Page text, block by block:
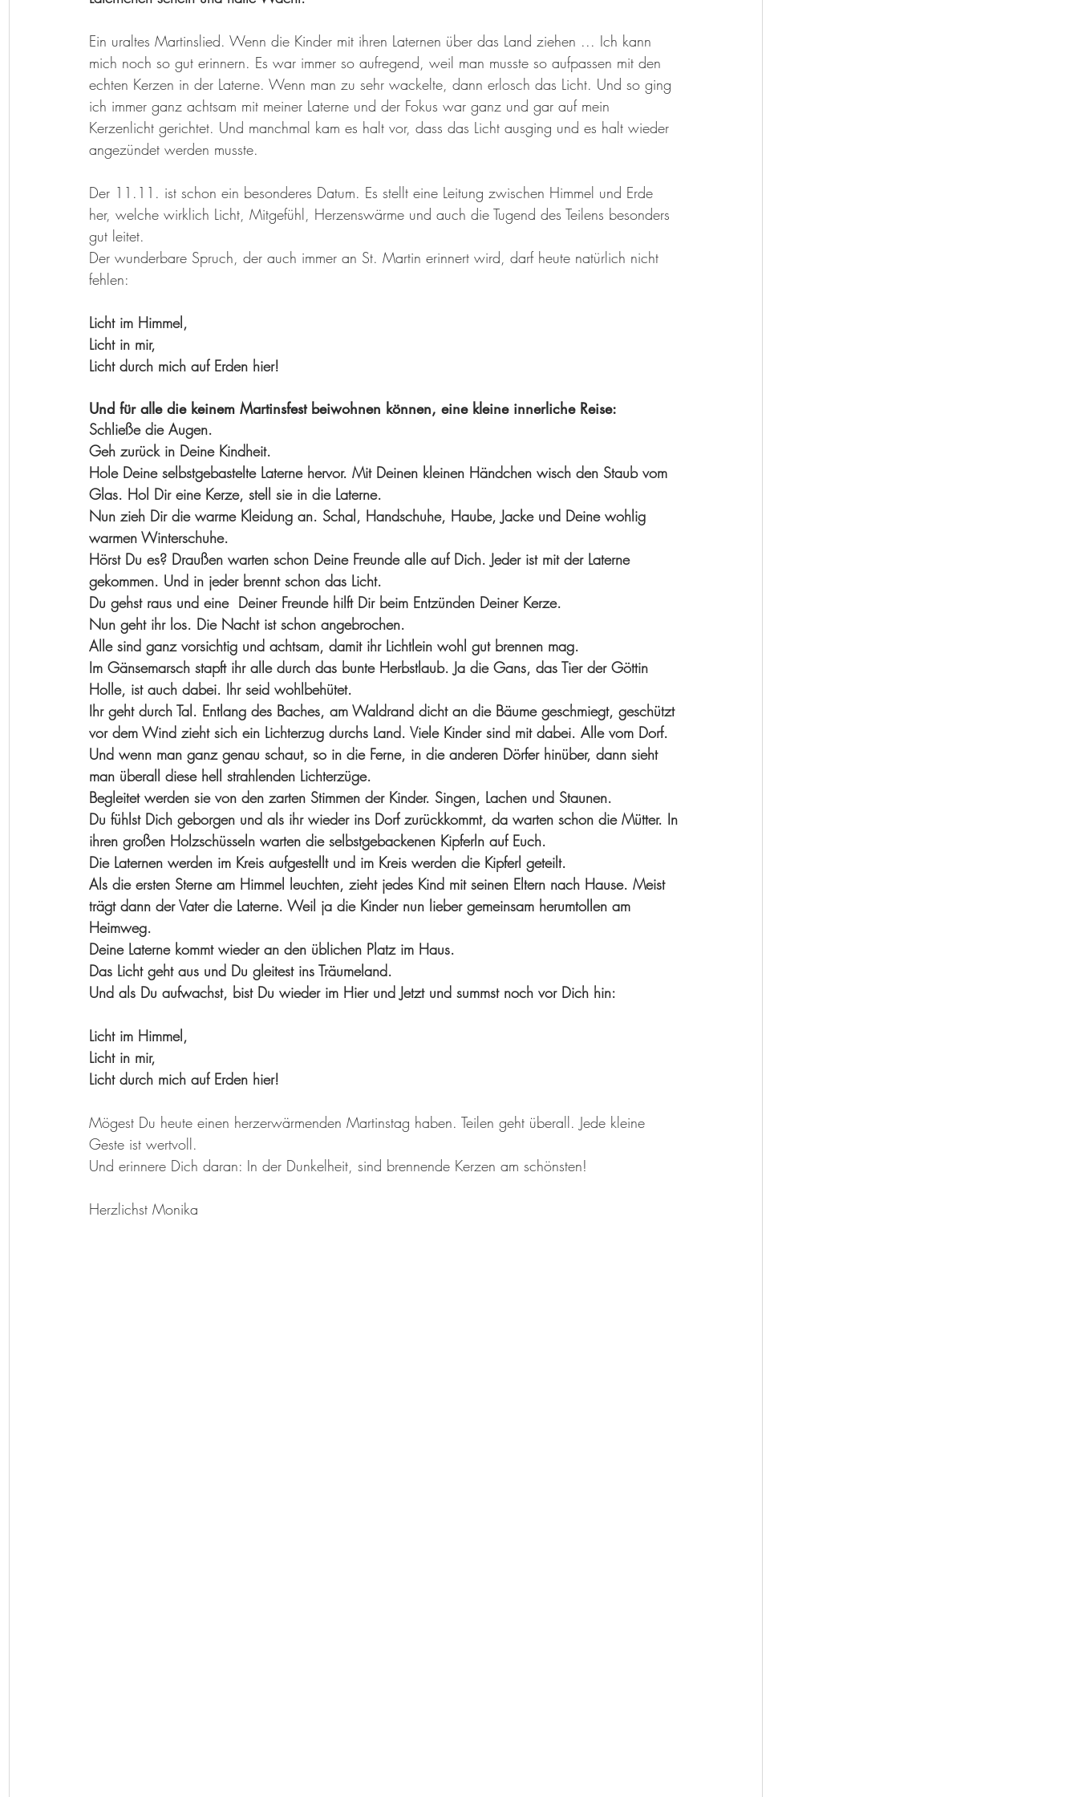
Geschichtenkiste Gedichte, Sprüche und Zitate
Ein uraltes Martinslied. Wenn die Kinder mit ihren Laternen über das Land ziehen ... Ich kann
mich noch so gut erinnern. Es war immer so aufregend, weil man musste so aufpassen mit den
echten Kerzen in der Laterne. Wenn man zu sehr wackelte, dann erlosch das Licht. Und so ging
ich immer ganz achtsam mit meiner Laterne und der Fokus war ganz und gar auf mein
Kerzenlicht gerichtet. Und manchmal kam es halt vor, dass das Licht ausging und es halt wieder
angezündet werden musste.
Der 11.11. ist schon ein besonderes Datum. Es stellt eine Leitung zwischen Himmel und Erde
her, welche wirklich Licht, Mitgefühl, Herzenswärme und auch die Tugend des Teilens besonders
gut leitet.
Der wunderbare Spruch, der auch immer an St. Martin erinnert wird, darf heute natürlich nicht
fehlen:
Licht im Himmel,
Licht in mir,
Licht durch mich auf Erden hier!
Und für alle die keinem Martinsfest beiwohnen können, eine kleine innerliche Reise:
Schließe die Augen.
Geh zurück in Deine Kindheit.
Hole Deine selbstgebastelte Laterne hervor. Mit Deinen kleinen Händchen wisch den Staub vom
Glas. Hol Dir eine Kerze, stell sie in die Laterne.
Nun zieh Dir die warme Kleidung an. Schal, Handschuhe, Haube, Jacke und Deine wohlig
warmen Winterschuhe.
Hörst Du es? Draußen warten schon Deine Freunde alle auf Dich. Jeder ist mit der Laterne
gekommen. Und in jeder brennt schon das Licht.
Du gehst raus und eine  Deiner Freunde hilft Dir beim Entzünden Deiner Kerze.
Nun geht ihr los. Die Nacht ist schon angebrochen.
Alle sind ganz vorsichtig und achtsam, damit ihr Lichtlein wohl gut brennen mag.
Im Gänsemarsch stapft ihr alle durch das bunte Herbstlaub. Ja die Gans, das Tier der Göttin
Holle, ist auch dabei. Ihr seid wohlbehütet.
Ihr geht durch Tal. Entlang des Baches, am Waldrand dicht an die Bäume geschmiegt, geschützt
vor dem Wind zieht sich ein Lichterzug durchs Land. Viele Kinder sind mit dabei. Alle vom Dorf.
Und wenn man ganz genau schaut, so in die Ferne, in die anderen Dörfer hinüber, dann sieht
man überall diese hell strahlenden Lichterzüge.
Begleitet werden sie von den zarten Stimmen der Kinder. Singen, Lachen und Staunen.
Du fühlst Dich geborgen und als ihr wieder ins Dorf zurückkommt, da warten schon die Mütter. In
ihren großen Holzschüsseln warten die selbstgebackenen Kipferln auf Euch.
Die Laternen werden im Kreis aufgestellt und im Kreis werden die Kipferl geteilt.
Als die ersten Sterne am Himmel leuchten, zieht jedes Kind mit seinen Eltern nach Hause. Meist
trägt dann der Vater die Laterne. Weil ja die Kinder nun lieber gemeinsam herumtollen am
Heimweg.
Deine Laterne kommt wieder an den üblichen Platz im Haus.
Das Licht geht aus und Du gleitest ins Träumeland.
Und als Du aufwachst, bist Du wieder im Hier und Jetzt und summst noch vor Dich hin:
Licht im Himmel,
Licht in mir,
Licht durch mich auf Erden hier!
Mögest Du heute einen herzerwärmenden Martinstag haben. Teilen geht überall. Jede kleine
Geste ist wertvoll.
Und erinnere Dich daran: In der Dunkelheit, sind brennende Kerzen am schönsten!
Herzlichst Monika